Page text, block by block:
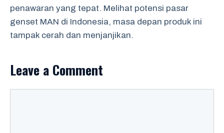
penawaran yang tepat. Melihat potensi pasar
genset MAN di Indonesia, masa depan produk ini
tampak cerah dan menjanjikan.
Leave a Comment